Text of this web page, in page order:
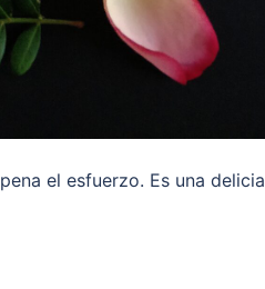
el esfuerzo. Es una delicia